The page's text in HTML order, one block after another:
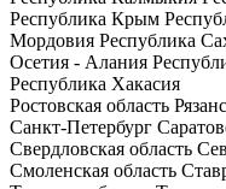
Республика Крым
Мордовия Республика
Осетия - Алания
Республика Хакасия
Ростовская область
Санкт-Петербург
Свердловская область
Смоленская область